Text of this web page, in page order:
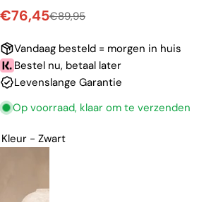
Verkoopprijs
€76,45
Normale
prijs
€89,95
Vandaag besteld = morgen in huis
Bestel nu, betaal later
Levenslange Garantie
Op voorraad, klaar om te verzenden
Kleur - Zwart